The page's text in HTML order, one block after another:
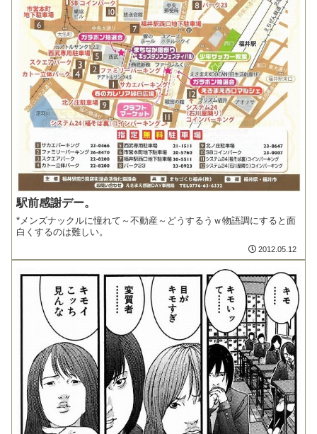
駅前感謝デー。
*メンズナックルに憧れて～不動産～どうするうｗ物語調にすると面
白くするのは難しい。
2012.05.12